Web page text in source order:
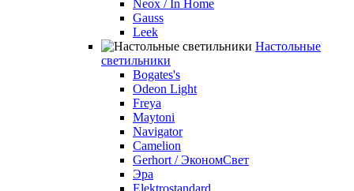
Neox / In Home
Gauss
Leek
Настольные
светильники
Bogates's
Odeon Light
Freya
Maytoni
Navigator
Camelion
Gerhort / ЭкономСвет
Эра
Elektrostandard